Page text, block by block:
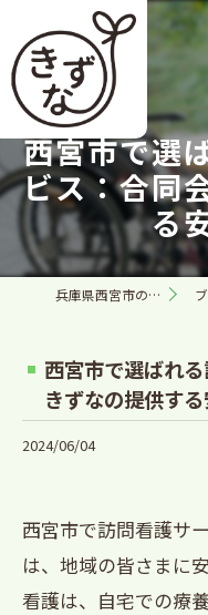
西宮市で選
ビス：合同
る
兵庫県西宮市の訪問看護なら合同会社きずな ブログ
西宮市で選ばれ
きずなの提供す
2024/06/04
西宮市で訪問看護サ
は、地域の皆さまに
看護は、自宅での療